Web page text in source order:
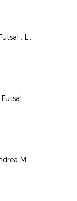
Coupe régionale U15 Futsal : Le Mans remporte le trophée !
Coupe Régionale U15 Futsal : une première édition réussie !
Vie des Clubs : le FC Andrea Macairois en mode "Coupe du Monde 2019"